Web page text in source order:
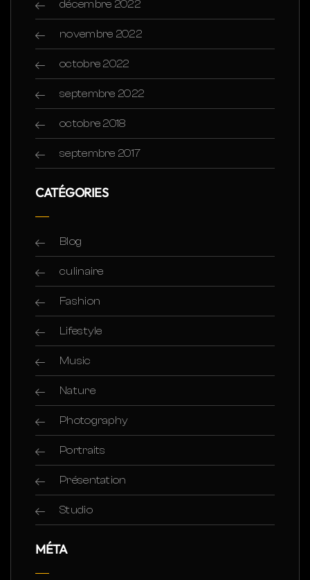
décembre 2022
novembre 2022
octobre 2022
septembre 2022
octobre 2018
septembre 2017
CATÉGORIES
Blog
culinaire
Fashion
Lifestyle
Music
Nature
Photography
Portraits
Présentation
Studio
MÉTA